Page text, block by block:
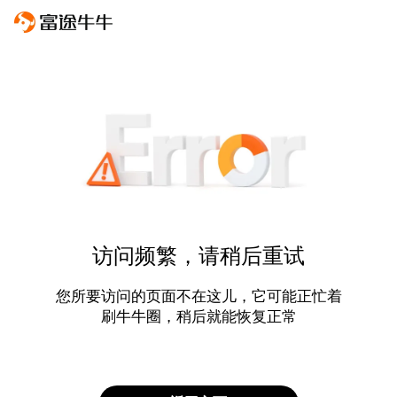
访问频繁，请稍后重试
您所要访问的页面不在这儿，它可能正忙着
刷牛牛圈，稍后就能恢复正常